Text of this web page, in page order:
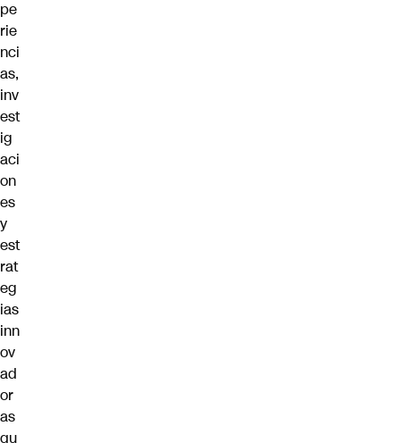
pe
rie
nci
as,
inv
est
ig
aci
on
es
y
est
rat
eg
ias
inn
ov
ad
or
as
qu